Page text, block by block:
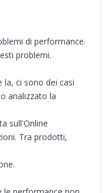
di performance.
problemi.
ci sono dei casi
analizzato la
sull'Online
Tra prodotti,